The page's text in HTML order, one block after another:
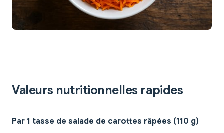
Valeurs nutritionnelles rapides
Par 1 tasse de salade de carottes râpées (110 g)